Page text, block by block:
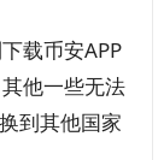
载币安APP
他一些无法
到其他国家